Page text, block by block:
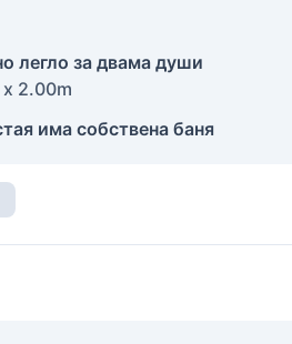
легло за двама души
x 2.00m
има собствена баня